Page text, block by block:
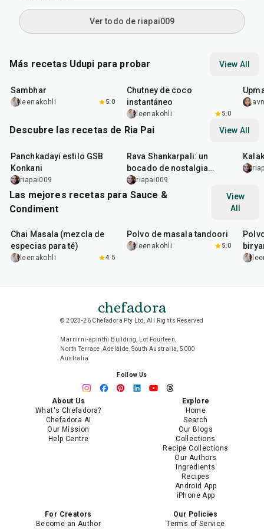
Ver todo de riapai009
Más recetas Udupi para probar View All
Sambhar
leenakohli 5.0
Chutney de coco
instantáneo
leenakohli 5.0
Descubre las recetas de Ria Pai View All
Panchkadayi estilo GSB
Konkani
riapai009
Rava Shankarpali: un
bocado de nostalgia
infantil ❤️
riapai009
Las mejores recetas para Sauce &
Condiment
View
All
15min
Chai Masala (mezcla de
especias para té)
leenakohli 4.5
Polvo de masala tandoori
leenakohli 5.0
chefadora
© 2023-26 Chefadora Pty Ltd, All Rights Reserved
Marnirni-apinthi Building, Lot Fourteen,
North Terrace, Adelaide, South Australia, 5000
Australia
Follow Us
About Us
What's Chefadora?
Chefadora AI
Our Mission
Help Centre
Explore
Home
Search
Our Blogs
Collections
Recipe Collections
Our Authors
Ingredients
Recipes
Android App
iPhone App
For Creators
Become an Author
Our Policies
Terms of Service